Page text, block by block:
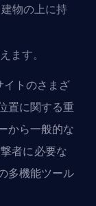
物の上に持
ます。
イトのさまざ
置に関する重
から一般的な
者に必要な
多機能ツール